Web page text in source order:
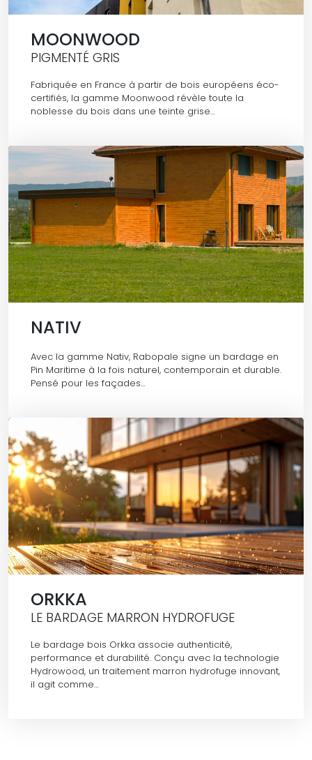
MOONWOOD
PIGMENTÉ GRIS
Fabriquée en France à partir de bois européens éco-
certifiés, la gamme Moonwood révèle toute la
noblesse du bois dans une teinte grise…
NATIV
Avec la gamme Nativ, Rabopale signe un bardage en
Pin Maritime à la fois naturel, contemporain et durable.
Pensé pour les façades…
ORKKA
LE BARDAGE MARRON HYDROFUGE
Le bardage bois Orkka associe authenticité,
performance et durabilité. Conçu avec la technologie
Hydrowood, un traitement marron hydrofuge innovant,
il agit comme…